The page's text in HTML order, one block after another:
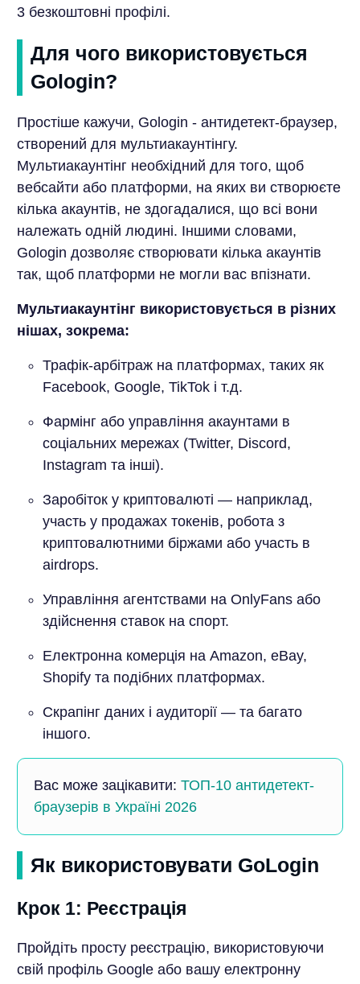
3 безкоштовні профілі.
Для чого використовується
Gologin?
Простіше кажучи, Gologin - антидетект-браузер,
створений для мультиакаунтінгу.
Мультиакаунтінг необхідний для того, щоб
вебсайти або платформи, на яких ви створюєте
кілька акаунтів, не здогадалися, що всі вони
належать одній людині. Іншими словами,
Gologin дозволяє створювати кілька акаунтів
так, щоб платформи не могли вас впізнати.
Мультиакаунтінг використовується в різних
нішах, зокрема:
Трафік-арбітраж на платформах, таких як
Facebook, Google, TikTok і т.д.
Фармінг або управління акаунтами в
соціальних мережах (Twitter, Discord,
Instagram та інші).
Заробіток у криптовалюті — наприклад,
участь у продажах токенів, робота з
криптовалютними біржами або участь в
airdrops.
Управління агентствами на OnlyFans або
здійснення ставок на спорт.
Електронна комерція на Amazon, eBay,
Shopify та подібних платформах.
Скрапінг даних і аудиторії — та багато
іншого.
Вас може зацікавити: ТОП-10 антидетект-
браузерів в Україні 2026
Як використовувати GoLogin
Крок 1: Реєстрація
Пройдіть просту реєстрацію, використовуючи
свій профіль Google або вашу електронну